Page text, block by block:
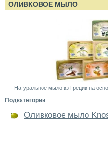
ОЛИВКОВОЕ МЫЛО
Натуральное мыло из Греции на
Подкатегории
Оливковое мыло